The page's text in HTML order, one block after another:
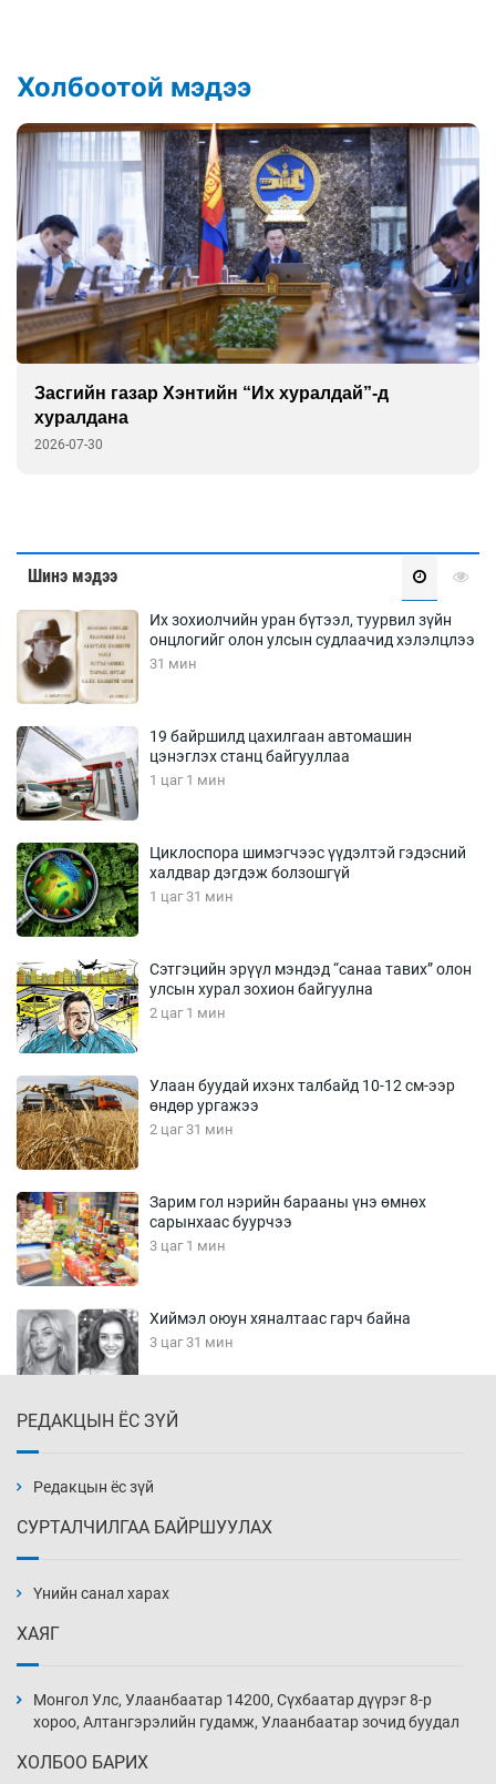
Холбоотой мэдээ
Засгийн газар Хэнтийн “Их хуралдай”-д
хуралдана
2026-07-30
Шинэ мэдээ
Их зохиолчийн уран бүтээл, туурвил зүйн
онцлогийг олон улсын судлаачид хэлэлцлээ
31 мин
19 байршилд цахилгаан автомашин
цэнэглэх станц байгууллаа
1 цаг 1 мин
Циклоспора шимэгчээс үүдэлтэй гэдэсний
халдвар дэгдэж болзошгүй
1 цаг 31 мин
Сэтгэцийн эрүүл мэндэд “санаа тавих” олон
улсын хурал зохион байгуулна
2 цаг 1 мин
Улаан буудай ихэнх талбайд 10-12 см-ээр
өндөр ургажээ
2 цаг 31 мин
Зарим гол нэрийн барааны үнэ өмнөх
сарынхаас буурчээ
3 цаг 1 мин
Хиймэл оюун хяналтаас гарч байна
3 цаг 31 мин
4 цаг 1 мин
нэмэгджээ
4 цаг 31 мин
РЕДАКЦЫН ЁС ЗҮЙ
Редакцын ёс зүй
СУРТАЛЧИЛГАА БАЙРШУУЛАХ
Үнийн санал харах
ХАЯГ
Монгол Улс, Улаанбаатар 14200, Сүхбаатар дүүрэг 8-р
хороо, Алтангэрэлийн гудамж, Улаанбаатар зочид буудал
ХОЛБОО БАРИХ